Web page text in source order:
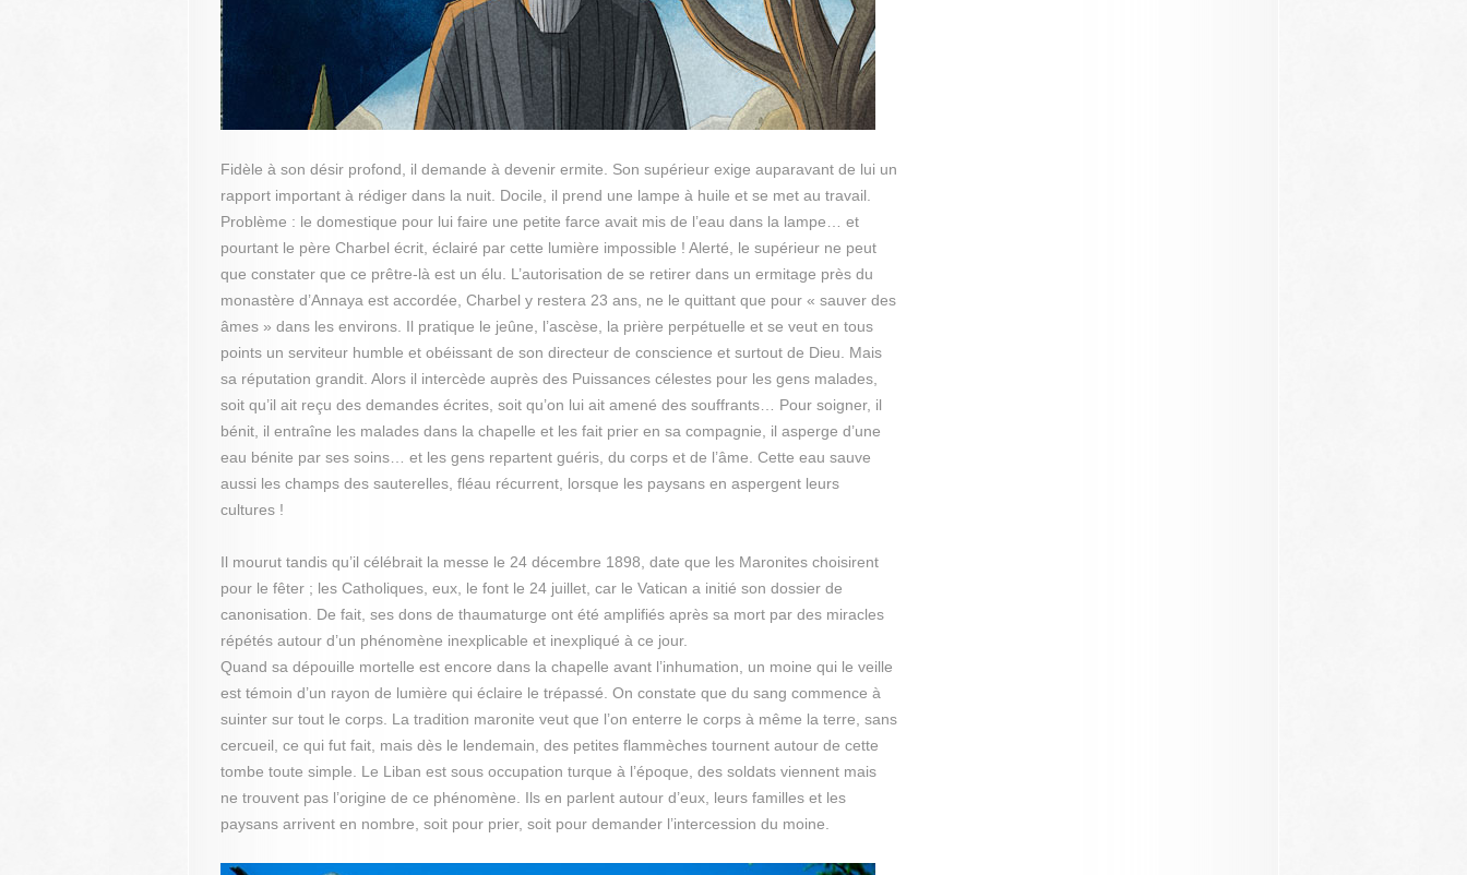
Fidèle à son désir profond, il demande à devenir ermite. Son supérieur exige auparavant de lui un
rapport important à rédiger dans la nuit. Docile, il prend une lampe à huile et se met au travail.
Problème : le domestique pour lui faire une petite farce avait mis de l’eau dans la lampe… et
pourtant le père Charbel écrit, éclairé par cette lumière impossible ! Alerté, le supérieur ne peut
que constater que ce prêtre-là est un élu. L’autorisation de se retirer dans un ermitage près du
monastère d’Annaya est accordée, Charbel y restera 23 ans, ne le quittant que pour « sauver des
âmes » dans les environs. Il pratique le jeûne, l’ascèse, la prière perpétuelle et se veut en tous
points un serviteur humble et obéissant de son directeur de conscience et surtout de Dieu. Mais
sa réputation grandit. Alors il intercède auprès des Puissances célestes pour les gens malades,
soit qu’il ait reçu des demandes écrites, soit qu’on lui ait amené des souffrants… Pour soigner, il
bénit, il entraîne les malades dans la chapelle et les fait prier en sa compagnie, il asperge d’une
eau bénite par ses soins… et les gens repartent guéris, du corps et de l’âme. Cette eau sauve
aussi les champs des sauterelles, fléau récurrent, lorsque les paysans en aspergent leurs
cultures !
Il mourut tandis qu’il célébrait la messe le 24 décembre 1898, date que les Maronites choisirent
pour le fêter ; les Catholiques, eux, le font le 24 juillet, car le Vatican a initié son dossier de
canonisation. De fait, ses dons de thaumaturge ont été amplifiés après sa mort par des miracles
répétés autour d’un phénomène inexplicable et inexpliqué à ce jour.
Quand sa dépouille mortelle est encore dans la chapelle avant l’inhumation, un moine qui le veille
est témoin d’un rayon de lumière qui éclaire le trépassé. On constate que du sang commence à
suinter sur tout le corps. La tradition maronite veut que l’on enterre le corps à même la terre, sans
cercueil, ce qui fut fait, mais dès le lendemain, des petites flammèches tournent autour de cette
tombe toute simple. Le Liban est sous occupation turque à l’époque, des soldats viennent mais
ne trouvent pas l’origine de ce phénomène. Ils en parlent autour d’eux, leurs familles et les
paysans arrivent en nombre, soit pour prier, soit pour demander l’intercession du moine.